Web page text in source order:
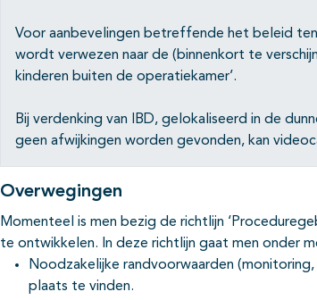
Voor aanbevelingen betreffende het beleid
wordt verwezen naar de (binnenkort te
kinderen buiten de operatiekamer’.
Bij verdenking van IBD, gelokaliseerd in de
geen afwijkingen worden gevonden, kan
Overwegingen
Momenteel is men bezig de richtlijn
te ontwikkelen. In deze richtlijn gaat men onder
Noodzakelijke randvoorwaarden
plaats te vinden.